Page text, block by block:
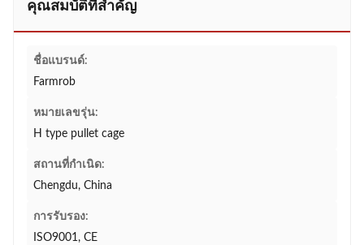
คุณสมบัติที่สำคัญ
ชื่อแบรนด์:
Farmrob
หมายเลขรุ่น:
H type pullet cage
สถานที่กำเนิด:
Chengdu, China
การรับรอง:
ISO9001, CE